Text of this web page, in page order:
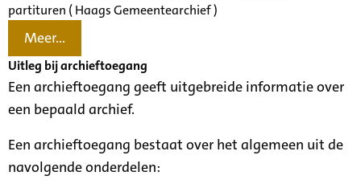
partituren ( Haags Gemeentearchief )
Meer...
Uitleg bij archieftoegang
Een archieftoegang geeft uitgebreide informatie over
een bepaald archief.
Een archieftoegang bestaat over het algemeen uit de
navolgende onderdelen: